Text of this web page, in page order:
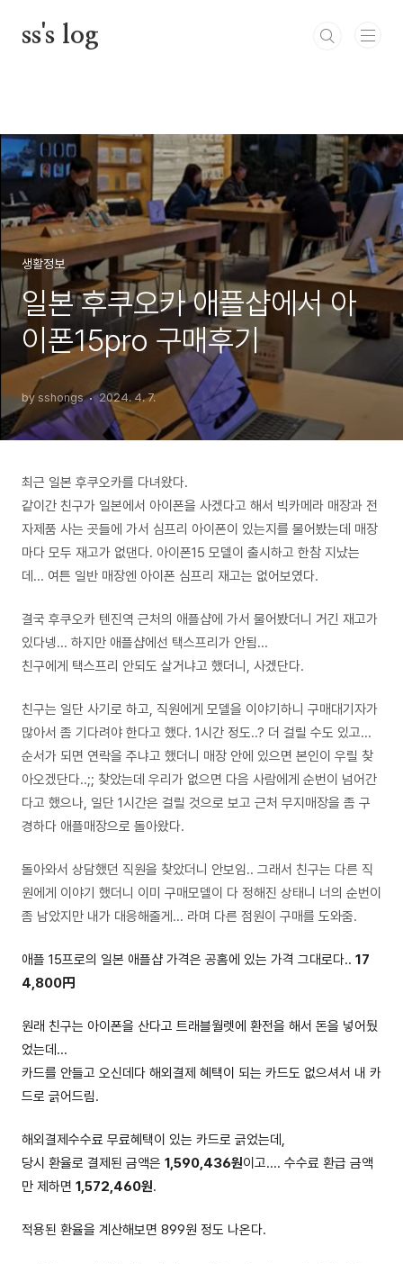
ss's log
생활정보
일본 후쿠오카 애플샵에서 아
이폰15pro 구매후기
by sshongs 2024. 4. 7.
최근 일본 후쿠오카를 다녀왔다.
같이간 친구가 일본에서 아이폰을 사겠다고 해서 빅카메라 매장과 전
자제품 사는 곳들에 가서 심프리 아이폰이 있는지를 물어봤는데 매장
마다 모두 재고가 없댄다. 아이폰15 모델이 출시하고 한참 지났는
데... 여튼 일반 매장엔 아이폰 심프리 재고는 없어보였다.
결국 후쿠오카 텐진역 근처의 애플샵에 가서 물어봤더니 거긴 재고가
있다넹... 하지만 애플샵에선 택스프리가 안됨...
친구에게 택스프리 안되도 살거냐고 했더니, 사겠단다.
친구는 일단 사기로 하고, 직원에게 모델을 이야기하니 구매대기자가
많아서 좀 기다려야 한다고 했다. 1시간 정도..? 더 걸릴 수도 있고...
순서가 되면 연락을 주냐고 했더니 매장 안에 있으면 본인이 우릴 찾
아오겠단다..;; 찾았는데 우리가 없으면 다음 사람에게 순번이 넘어간
다고 했으나, 일단 1시간은 걸릴 것으로 보고 근처 무지매장을 좀 구
경하다 애플매장으로 돌아왔다.
돌아와서 상담했던 직원을 찾았더니 안보임.. 그래서 친구는 다른 직
원에게 이야기 했더니 이미 구매모델이 다 정해진 상태니 너의 순번이
좀 남았지만 내가 대응해줄게... 라며 다른 점원이 구매를 도와줌.
애플 15프로의 일본 애플샵 가격은 공홈에 있는 가격 그대로다.. 17
4,800円
원래 친구는 아이폰을 산다고 트래블월렛에 환전을 해서 돈을 넣어뒀
었는데...
카드를 안들고 오신데다 해외결제 혜택이 되는 카드도 없으셔서 내 카
드로 긁어드림.
해외결제수수료 무료혜택이 있는 카드로 긁었는데,
당시 환율로 결제된 금액은 1,590,436원이고.... 수수료 환급 금액
만 제하면 1,572,460원.
적용된 환율을 계산해보면 899원 정도 나온다.